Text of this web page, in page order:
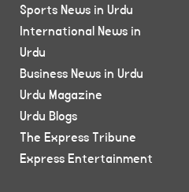
Sports News in Urdu
International News in
Urdu
Business News in Urdu
Urdu Magazine
Urdu Blogs
The Express Tribune
Express Entertainment